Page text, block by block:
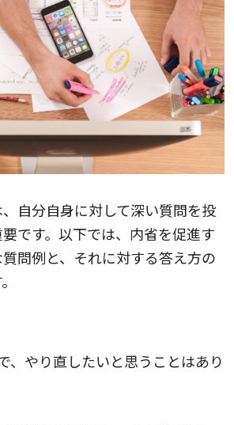
自分自身に対して深い質問を投
です。以下では、内省を促進す
問例と、それに対する答え方の
、やり直したいと思うことはあり